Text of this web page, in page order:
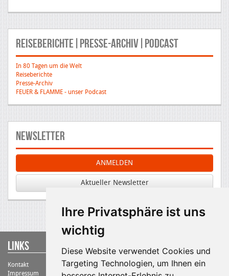
Ihre Privatsphäre ist uns
wichtig
Diese Website verwendet Cookies und
Targeting Technologien, um Ihnen ein
Reiseberichte|Presse-Archiv|Podcast
In 80 Tagen um die Welt
Reiseberichte
Presse-Archiv
FEUER & FLAMME - unser Podcast
Newsletter
ANMELDEN
Aktueller Newsletter
Links
Kontakt
Impressum